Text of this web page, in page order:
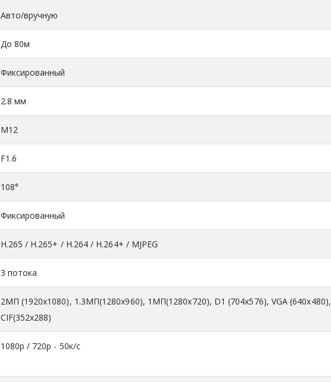
Авто/вручную
До 80м
Фиксированный
2.8 мм
M12
F1.6
108°
Фиксированный
H.265 / H.265+ / H.264 / H.264+ / MJPEG
3 потока
2МП (1920x1080), 1.3MП(1280x960), 1МП(1280x720), D1 (704x576), VGA (640x480),
CIF(352x288)
1080р / 720р - 50к/с